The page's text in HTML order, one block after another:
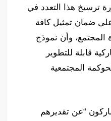
ترسيخ هذا التعدد في
وعلى ضمان تمثيل كافة
المجتمع، وأن نموذج
قابلة للتطوير
المجتمعية
“عن تقديرهم